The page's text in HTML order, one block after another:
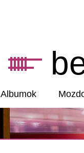
Albumok